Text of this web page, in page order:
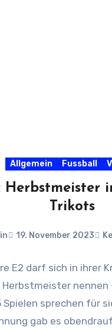
Allgemein Fussball
Herbstmeister
Trikots
19. November 2023
E2 darf sich in ihrer
Herbstmeister nennen
Spielen sprechen für
gab es